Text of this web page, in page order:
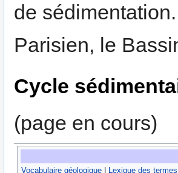
de
Parisien, le
Cycle
(page en cours)
Vocabulaire géologique
Lexique des